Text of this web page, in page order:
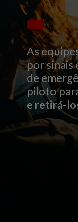
As
por sinais
de
piloto
e retirá-